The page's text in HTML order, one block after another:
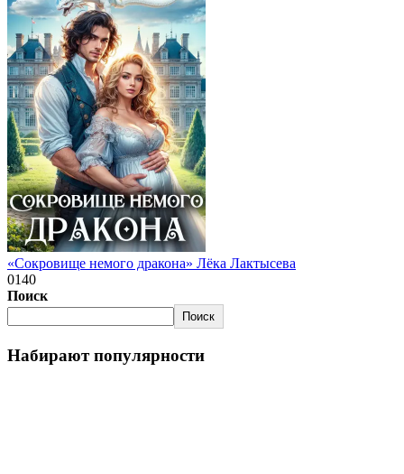
«Сокровище немого дракона» Лёка Лактысева
0140
Поиск
Поиск
Набирают популярности